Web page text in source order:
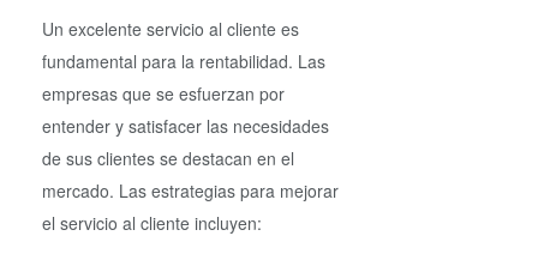
Un excelente servicio al cliente es
fundamental para la rentabilidad. Las
empresas que se esfuerzan por
entender y satisfacer las necesidades
de sus clientes se destacan en el
mercado. Las estrategias para mejorar
el servicio al cliente incluyen: